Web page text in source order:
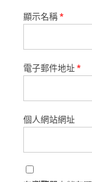
顯示名稱*
電子郵件地址*
個人網站網址